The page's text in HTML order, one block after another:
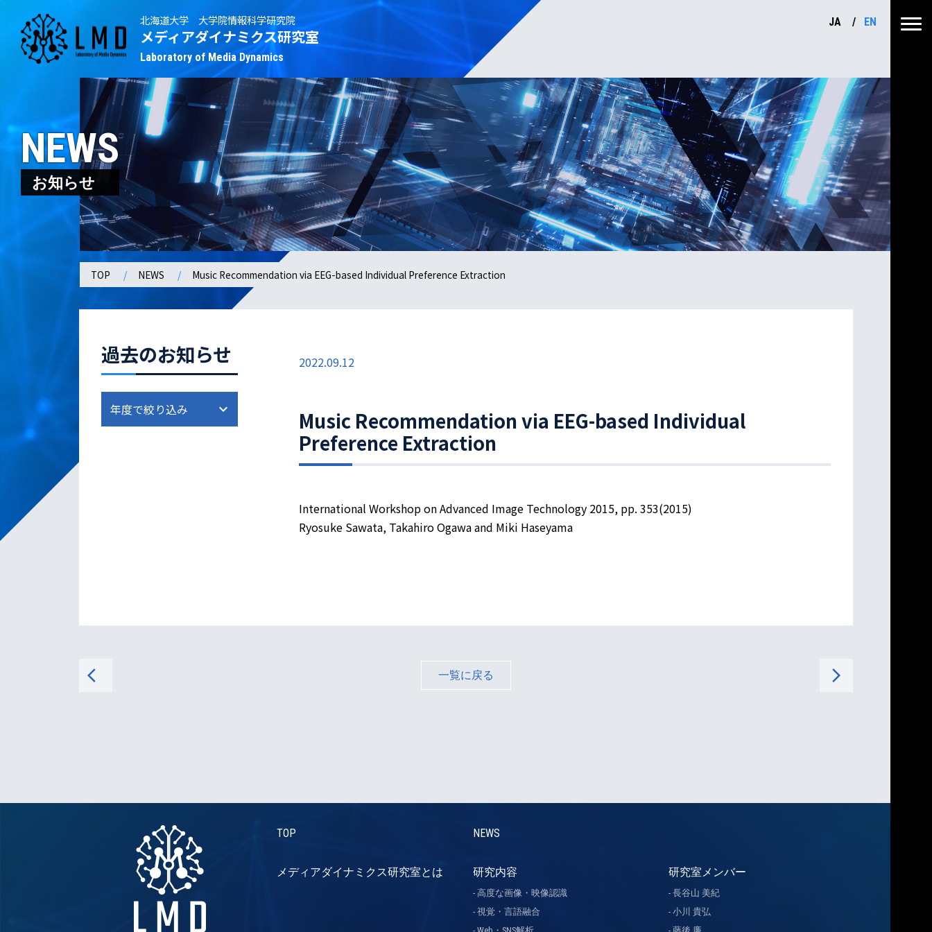
北海道大学 大学院情報科学研究院
メディアダイナミクス研究室
Laboratory of Media Dynamics
JA EN
NEWS
お知らせ
TOP NEWS Music Recommendation via EEG-based Individual Preference Extraction
過去のお知らせ 2022.09.12
Music Recommendation via EEG-based Individual
Preference Extraction
International Workshop on Advanced Image Technology 2015, pp. 353(2015)
Ryosuke Sawata, Takahiro Ogawa and Miki Haseyama
arrow_back_ios 一覧に戻る arrow_forward_ios
TOP NEWS
メディアダイナミクス研究室とは 研究内容
高度な画像・映像認識
視覚・言語融合
研究室メンバー
長谷山 美紀
小川 貴弘